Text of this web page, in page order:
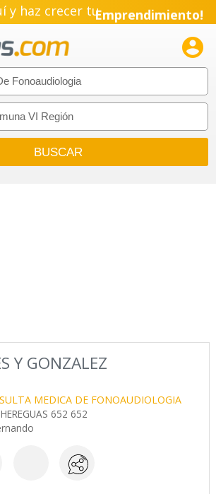
y haz crecer tuEmprendimiento!

Y GONZALEZ
MEDICA DE FONOAUDIOLOGIA
652 652